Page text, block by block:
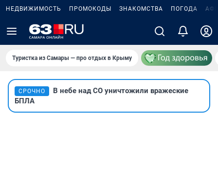
НЕДВИЖИМОСТЬ ПРОМОКОДЫ ЗНАКОМСТВА ПОГОДА
Туристка из Самары — про отдых в Крыму
СРОЧНО
В небе над СО уничтожили вражеские
БПЛА